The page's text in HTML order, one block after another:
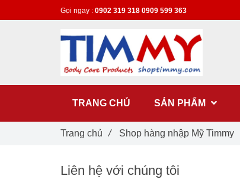
Liên hệ với chúng tôi
Trang chủ / Shop hàng nhập Mỹ Timmy
Gọi ngay : 0902 319 318 0909 599 363
TRANG CHỦ SẢN PHẨM